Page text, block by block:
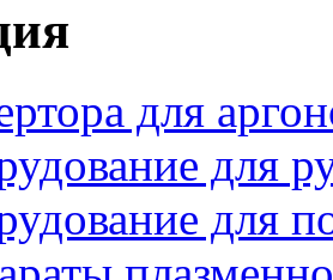
для
для
для